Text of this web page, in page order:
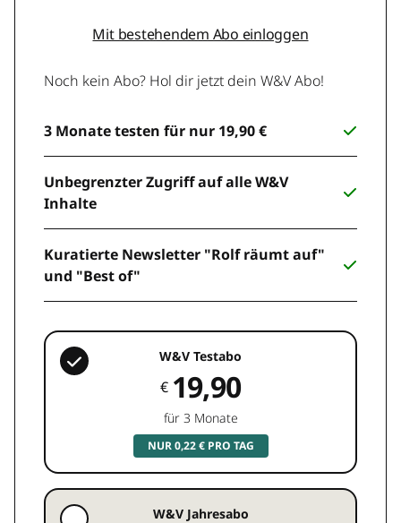
Mit bestehendem Abo einloggen
Noch kein Abo? Hol dir jetzt dein W&V Abo!
3 Monate testen für nur 19,90 €
Unbegrenzter Zugriff auf alle W&V
Inhalte
Kuratierte Newsletter "Rolf räumt auf"
und "Best of"
W&V Testabo
€ 19,90
für 3 Monate
NUR 0,22 € PRO TAG
W&V Jahresabo